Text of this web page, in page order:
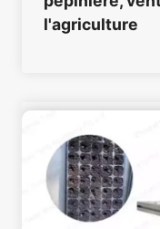
l'agriculture